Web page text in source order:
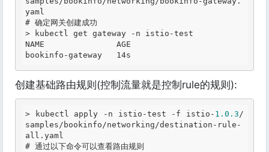
yaml
# 确定网关创建成功
> kubectl get gateway -n istio-test
NAME               AGE
创建基础路由规则(控制流量就是控制rule的规则):
> kubectl apply -n istio-test -f istio- 1.0 .3/
samples/bookinfo/networking/destination-rule-
# 通过以下命令可以查看路由规则